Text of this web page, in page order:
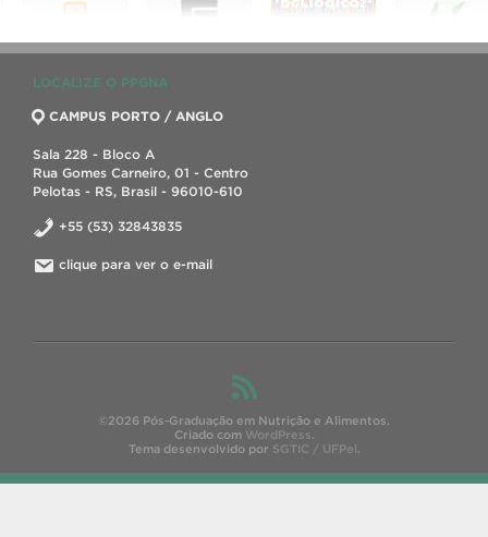
LOCALIZE O PPGNA
CAMPUS PORTO / ANGLO
Sala 228 - Bloco A
Rua Gomes Carneiro, 01 - Centro
Pelotas - RS, Brasil - 96010-610
+55 (53) 32843835
clique para ver o e-mail
©2026 Pós-Graduação em Nutrição e Alimentos.
Criado com WordPress.
Tema desenvolvido por SGTIC / UFPel.